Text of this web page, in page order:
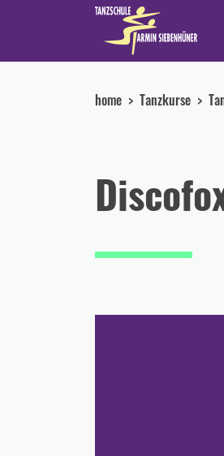
home Tanzkurse